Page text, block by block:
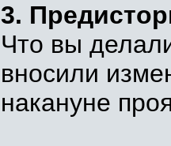
3.
Что вы
вносили
накануне